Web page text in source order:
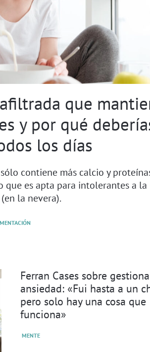
que
y por qué
los días
contiene más calcio y
que es apta para intolerantes a la
la nevera).
Ferran Cases sobre
ansiedad: «Fui hasta a un
pero solo hay una cosa que
funciona»
MENTE